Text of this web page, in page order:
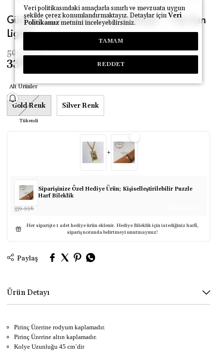
Güneş ve Günebakan Çiçeği Kolye - ''The Sun
Light''
500.99₺
336.49
Alt Ürünler
Gold Renk
Tükendi
Silver Renk
+
Siparişinize Özel Hediye Ürün; Kişiselleştirilebilir Puzzle
Harf Bileklik
339.99₺
Her siparişte 1 adet hediye ürün eklenir. Hediye Bileklik için istediğiniz harfi,
sipariş notunda belirtmeyi unutmayınız!
Paylaş
Ürün Detayı
Pirinç Üzerine rodyum kaplamadır.
Pirinç Üzerine altın kaplamadır.
Kolye Uzunluğu 45 cm`dir
Veri politikasındaki amaçlarla sınırlı ve mevzuata uygun
şekilde çerez konumlandırmaktayız. Detaylar içinVeri
Politikamızmetnini inceleyebilirsiniz.
TAMAM
REDDET